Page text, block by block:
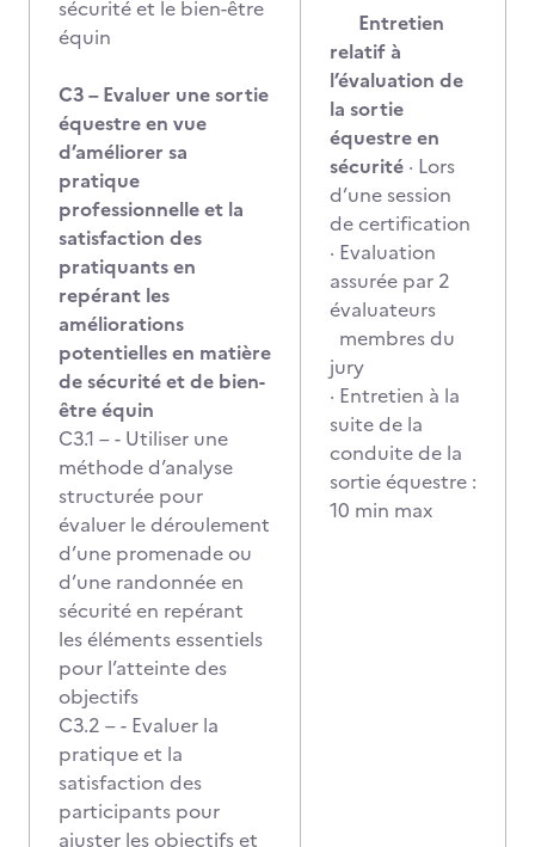
sécurité et le bien-être
équin
C3 – Evaluer une sortie
équestre en vue
d’améliorer sa
pratique
professionnelle et la
satisfaction des
pratiquants en
repérant les
améliorations
potentielles en matière
de sécurité et de bien-
être équin
C3.1 – - Utiliser une
méthode d’analyse
structurée pour
évaluer le déroulement
d’une promenade ou
d’une randonnée en
sécurité en repérant
les éléments essentiels
pour l’atteinte des
objectifs
C3.2 – - Evaluer la
pratique et la
satisfaction des
participants pour
ajuster les objectifs et
Entretien
relatif à
l’évaluation de
la sortie
équestre en
sécurité · Lors
d’une session
de certification
· Evaluation
assurée par 2
évaluateurs
membres du
jury
· Entretien à la
suite de la
conduite de la
sortie équestre :
10 min max